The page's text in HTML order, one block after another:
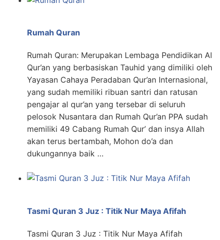
Rumah Quran
Rumah Quran: Merupakan Lembaga Pendidikan Al
Qur’an yang berbasiskan Tauhid yang dimiliki oleh
Yayasan Cahaya Peradaban Qur’an Internasional,
yang sudah memiliki ribuan santri dan ratusan
pengajar al qur’an yang tersebar di seluruh
pelosok Nusantara dan Rumah Qur’an PPA sudah
memiliki 49 Cabang Rumah Qur’ dan insya Allah
akan terus bertambah, Mohon do’a dan
dukungannya baik …
Tasmi Quran 3 Juz : Titik Nur Maya Afifah
Tasmi Quran 3 Juz : Titik Nur Maya Afifah